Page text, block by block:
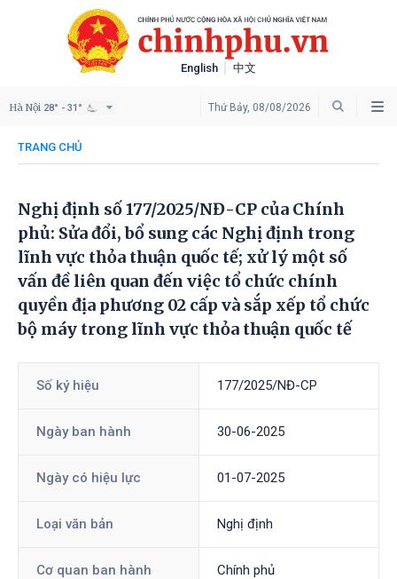
English 中文
Thứ Bảy, 08/08/2026
Hà Nội 28° - 31°
TRANG CHỦ
Nghị định số 177/2025/NĐ-CP của Chính
phủ: Sửa đổi, bổ sung các Nghị định trong
lĩnh vực thỏa thuận quốc tế; xử lý một số
vấn đề liên quan đến việc tổ chức chính
quyền địa phương 02 cấp và sắp xếp tổ chức
bộ máy trong lĩnh vực thỏa thuận quốc tế
Số ký hiệu 177/2025/NĐ-CP
Ngày ban hành 30-06-2025
Ngày có hiệu lực 01-07-2025
Loại văn bản Nghị định
Cơ quan ban hành Chính phủ